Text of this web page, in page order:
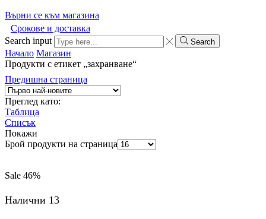
Върни се към магазина
Срокове и доставка
Search input
Search
Начало Магазин
Продукти с етикет „захранване“
Предишна страница
Преглед като:
Таблица
Списък
Покажи
Брой продукти на страница
Sale 46%
Налични 13